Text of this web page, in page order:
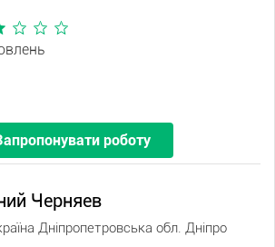
роботу
Черняев
Дніпропетровська обл. Дніпро